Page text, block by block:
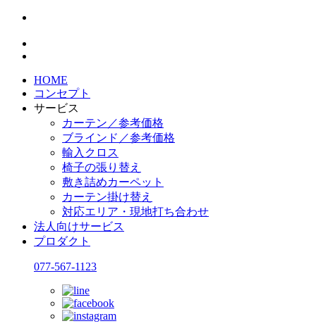
HOME
コンセプト
サービス
カーテン／参考価格
ブラインド／参考価格
輸入クロス
椅子の張り替え
敷き詰めカーペット
カーテン掛け替え
対応エリア・現地打ち合わせ
法人向けサービス
プロダクト
077-567-1123